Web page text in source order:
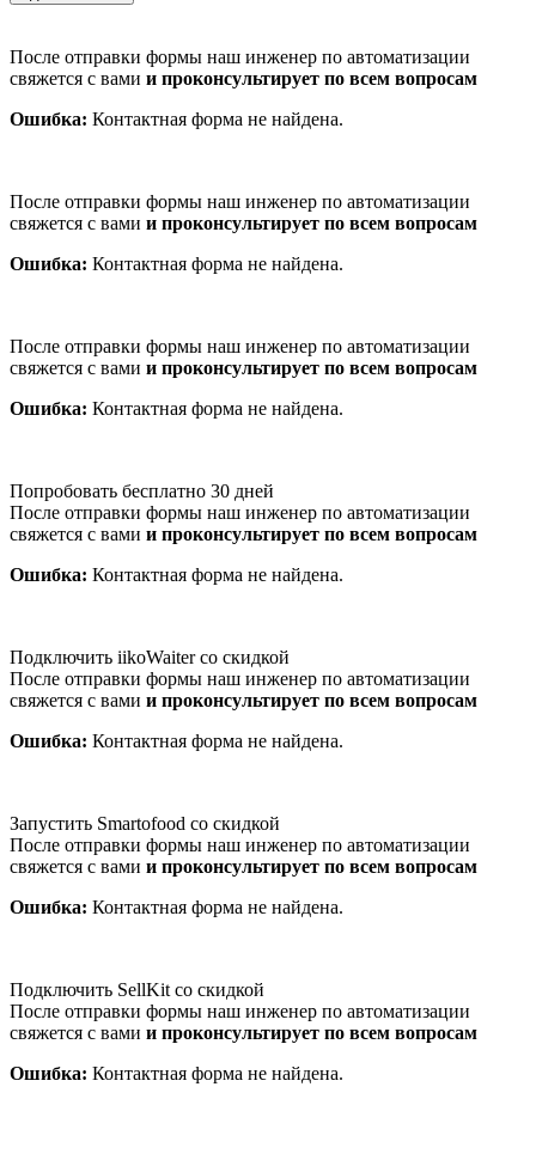
После отправки формы наш инженер по автоматизации
свяжется с вами и проконсультирует по всем вопросам
Ошибка: Контактная форма не найдена.
После отправки формы наш инженер по автоматизации
свяжется с вами и проконсультирует по всем вопросам
Ошибка: Контактная форма не найдена.
После отправки формы наш инженер по автоматизации
свяжется с вами и проконсультирует по всем вопросам
Ошибка: Контактная форма не найдена.
Попробовать бесплатно 30 дней
После отправки формы наш инженер по автоматизации
свяжется с вами и проконсультирует по всем вопросам
Ошибка: Контактная форма не найдена.
Подключить iikoWaiter со скидкой
После отправки формы наш инженер по автоматизации
свяжется с вами и проконсультирует по всем вопросам
Ошибка: Контактная форма не найдена.
Запустить Smartofood со скидкой
После отправки формы наш инженер по автоматизации
свяжется с вами и проконсультирует по всем вопросам
Ошибка: Контактная форма не найдена.
Подключить SellKit со скидкой
После отправки формы наш инженер по автоматизации
свяжется с вами и проконсультирует по всем вопросам
Ошибка: Контактная форма не найдена.